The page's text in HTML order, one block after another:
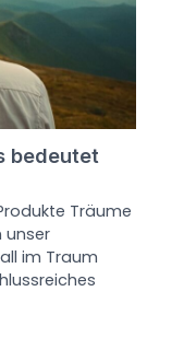
bedeutet
Träume
unser
im Traum